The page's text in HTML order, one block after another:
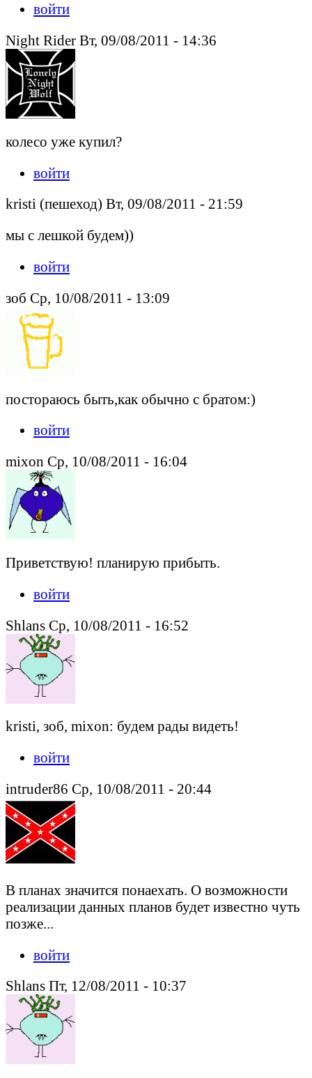
войти
Night Rider Вт, 09/08/2011 - 14:36
колесо уже купил?
войти
kristi (пешеход) Вт, 09/08/2011 - 21:59
мы с лешкой будем))
войти
зоб Ср, 10/08/2011 - 13:09
постораюсь быть,как обычно с братом:)
войти
mixon Ср, 10/08/2011 - 16:04
Приветствую! планирую прибыть.
войти
Shlans Ср, 10/08/2011 - 16:52
kristi, зоб, mixon: будем рады видеть!
войти
intruder86 Ср, 10/08/2011 - 20:44
В планах значится понаехать. О возможности
реализации данных планов будет известно чуть
позже...
войти
Shlans Пт, 12/08/2011 - 10:37